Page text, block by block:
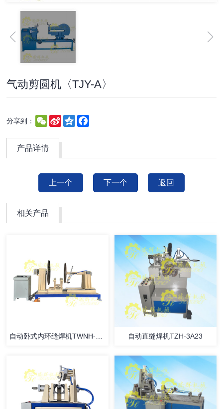
气动剪圆机〈TJY-A〉
分享到： WeChat
Sina
Weibo
Qzone
产品详情
上一个 下一个 返回
相关产品
自动卧式内环缝焊机TWNH-1B90 自动直缝焊机TZH-3A23